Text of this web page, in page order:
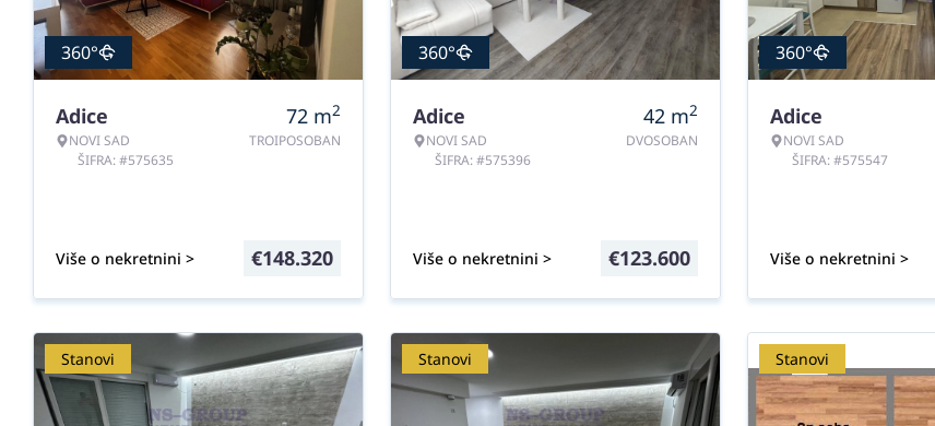
360°
Adice
NOVI SAD
ŠIFRA: #575635
72 m2
TROIPOSOBAN
Više o nekretnini > €148.320
360°
Adice
NOVI SAD
ŠIFRA: #575396
42 m2
DVOSOBAN
Više o nekretnini > €123.600
360°
Adice
NOVI SAD
ŠIFRA: #575547
Više o nekretnini >
Stanovi Stanovi Stanovi